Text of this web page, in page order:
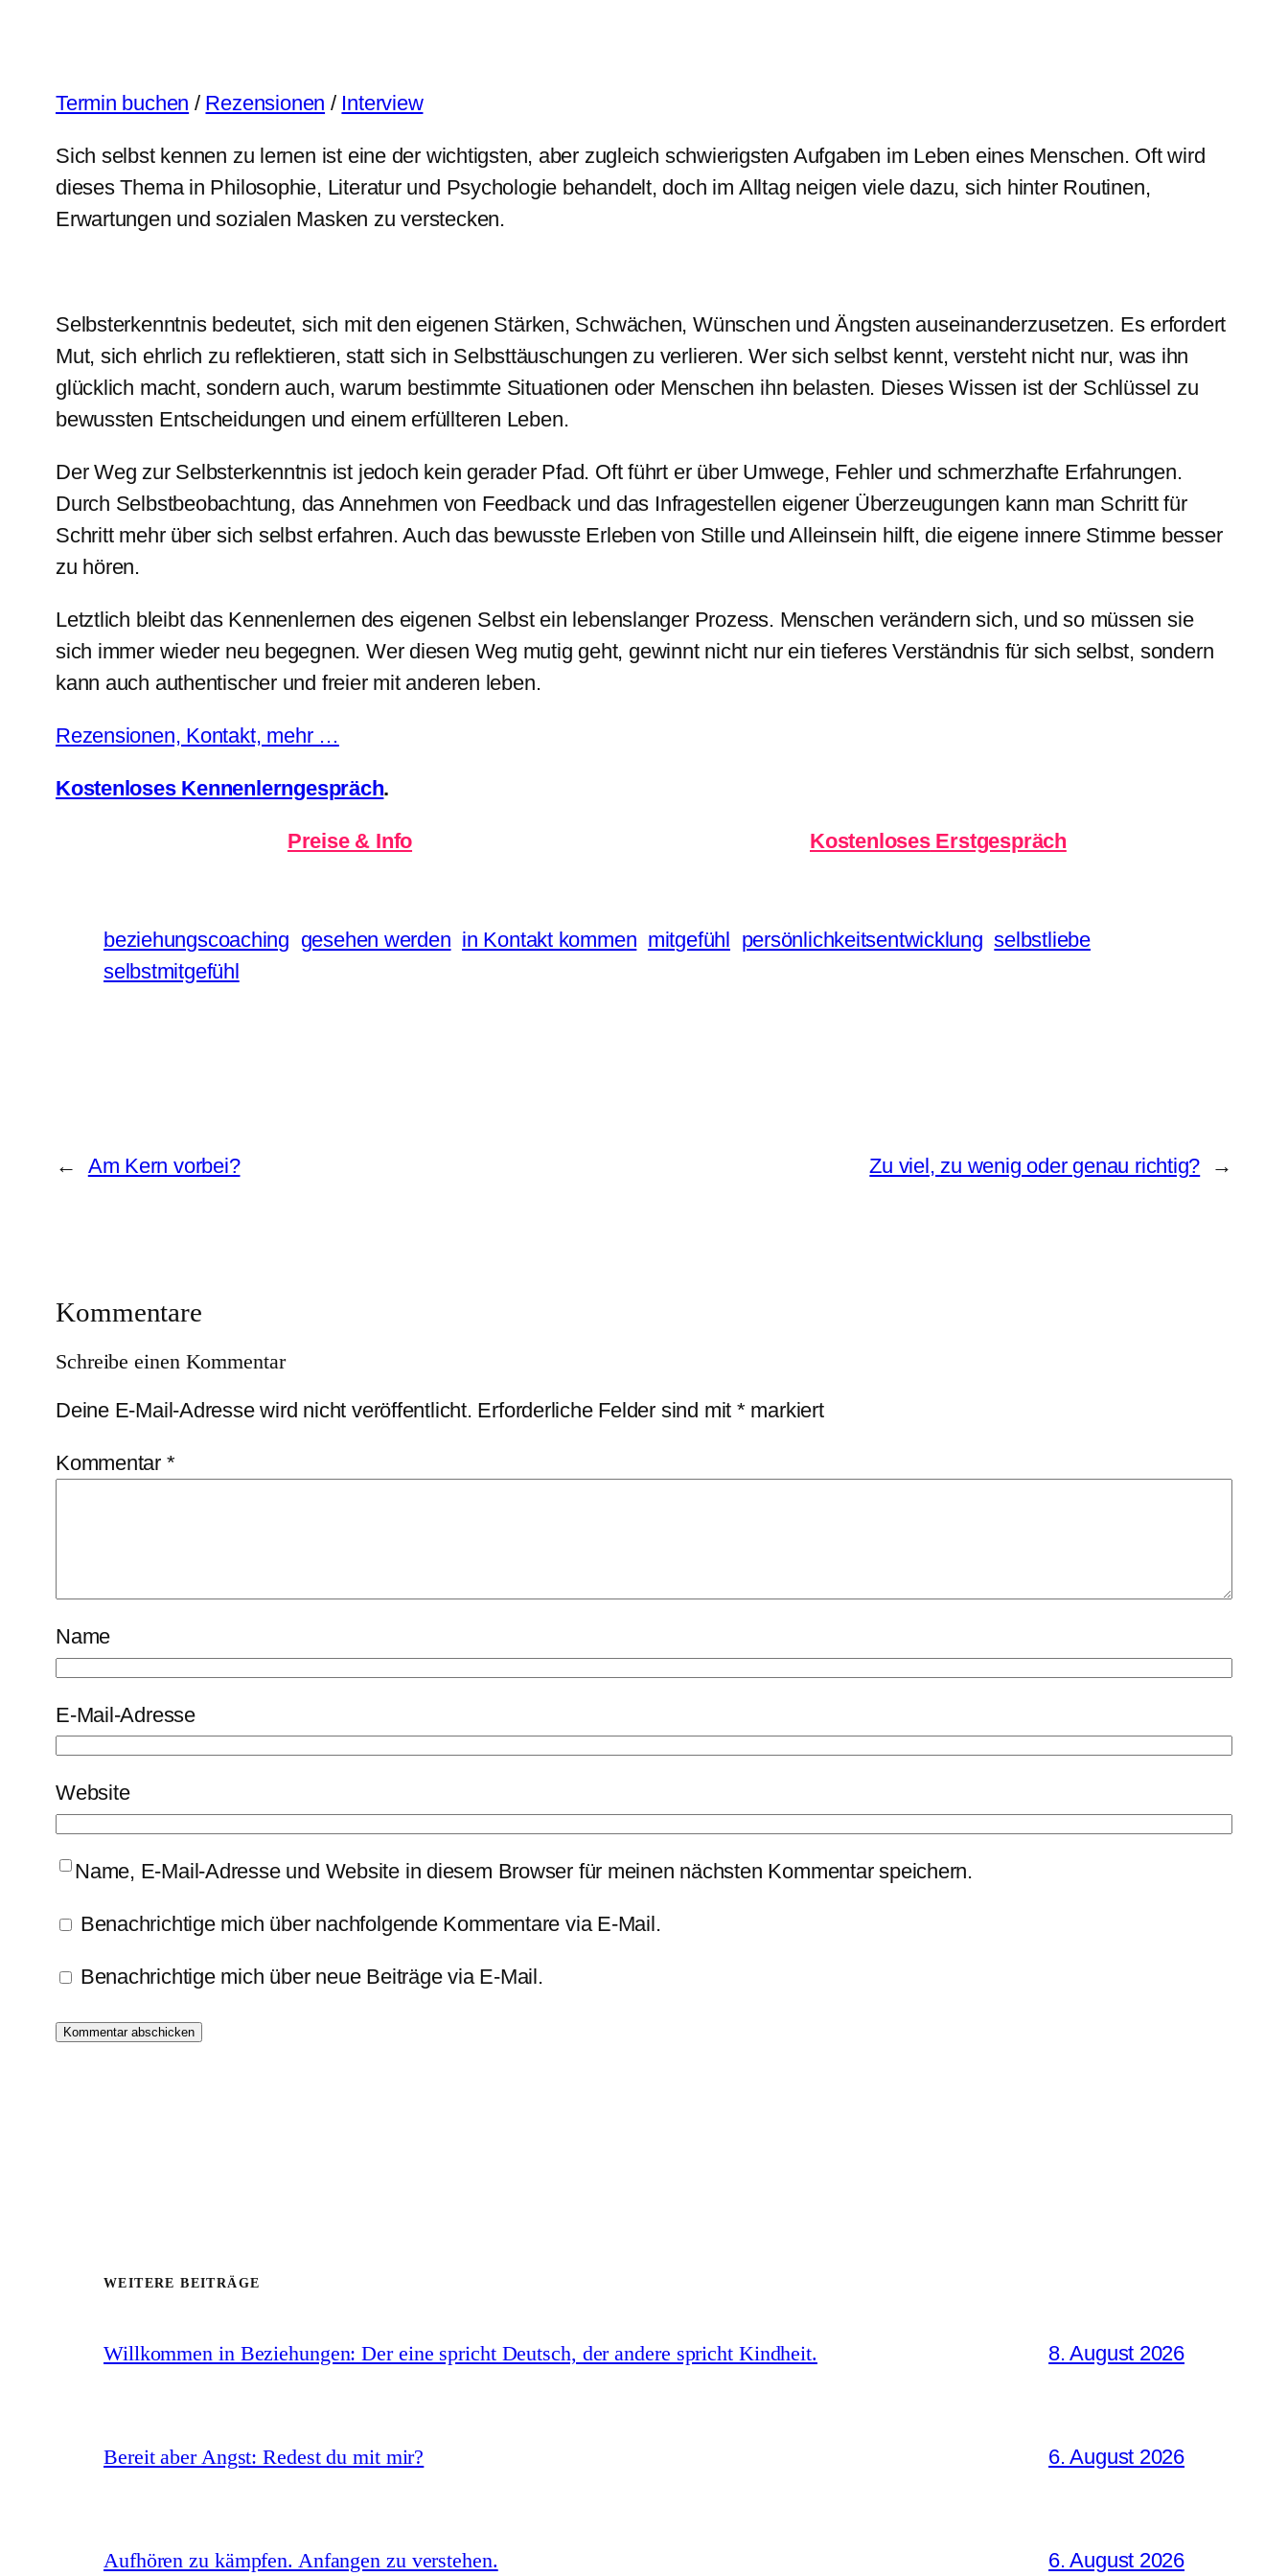
Termin buchen / Rezensionen / Interview
Sich selbst kennen zu lernen ist eine der wichtigsten, aber zugleich schwierigsten Aufgaben im Leben eines Menschen. Oft wird
dieses Thema in Philosophie, Literatur und Psychologie behandelt, doch im Alltag neigen viele dazu, sich hinter Routinen,
Erwartungen und sozialen Masken zu verstecken.
Selbsterkenntnis bedeutet, sich mit den eigenen Stärken, Schwächen, Wünschen und Ängsten auseinanderzusetzen. Es erfordert
Mut, sich ehrlich zu reflektieren, statt sich in Selbsttäuschungen zu verlieren. Wer sich selbst kennt, versteht nicht nur, was ihn
glücklich macht, sondern auch, warum bestimmte Situationen oder Menschen ihn belasten. Dieses Wissen ist der Schlüssel zu
bewussten Entscheidungen und einem erfüllteren Leben.
Der Weg zur Selbsterkenntnis ist jedoch kein gerader Pfad. Oft führt er über Umwege, Fehler und schmerzhafte Erfahrungen.
Durch Selbstbeobachtung, das Annehmen von Feedback und das Infragestellen eigener Überzeugungen kann man Schritt für
Schritt mehr über sich selbst erfahren. Auch das bewusste Erleben von Stille und Alleinsein hilft, die eigene innere Stimme besser
zu hören.
Letztlich bleibt das Kennenlernen des eigenen Selbst ein lebenslanger Prozess. Menschen verändern sich, und so müssen sie
sich immer wieder neu begegnen. Wer diesen Weg mutig geht, gewinnt nicht nur ein tieferes Verständnis für sich selbst, sondern
kann auch authentischer und freier mit anderen leben.
Rezensionen, Kontakt, mehr …
Kostenloses Kennenlerngespräch.
Preise & Info KostenlosesErstgespräch
beziehungscoaching gesehen werden in Kontakt kommen mitgefühl persönlichkeitsentwicklung selbstliebe
selbstmitgefühl
← Am Kern vorbei? Zu viel, zu wenig oder genau richtig? →
Kommentare
Schreibe einen Kommentar
Deine E-Mail-Adresse wird nicht veröffentlicht. Erforderliche Felder sind mit * markiert
Kommentar *
Name
E-Mail-Adresse
Website
Name, E-Mail-Adresse und Website in diesem Browser für meinen nächsten Kommentar speichern.
Benachrichtige mich über nachfolgende Kommentare via E-Mail.
Benachrichtige mich über neue Beiträge via E-Mail.
WEITERE BEITRÄGE
Willkommen in Beziehungen: Der eine spricht Deutsch, der andere spricht Kindheit. 8. August 2026
Bereit aber Angst: Redest du mit mir? 6. August 2026
Aufhören zu kämpfen. Anfangen zu verstehen. 6. August 2026